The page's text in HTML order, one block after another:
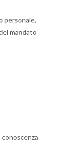
personale,
mandato